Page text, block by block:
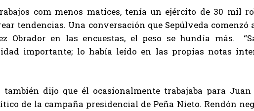
com menos matices, tenía un ejército de 30 mil
tendencias. Una conversación que Sepúlveda
Obrador en las encuestas, el peso se hundía más.
importante; lo había leído en las propias notas
también dijo que él ocasionalmente trabajaba para
de la campaña presidencial de Peña Nieto. Rendón